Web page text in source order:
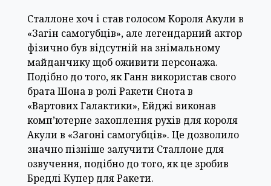
Сталлоне хоч і став голосом Короля Акули в
«Загін самогубців», але легендарний актор
фізично був відсутній на знімальному
майданчику щоб оживити персонажа.
Подібно до того, як Ганн використав свого
брата Шона в ролі Ракети Єнота в
«Вартових Галактики», Ейджі виконав
комп’ютерне захоплення рухів для короля
Акули в «Загоні самогубців». Це дозволило
значно пізніше залучити Сталлоне для
озвучення, подібно до того, як це зробив
Бредлі Купер для Ракети.